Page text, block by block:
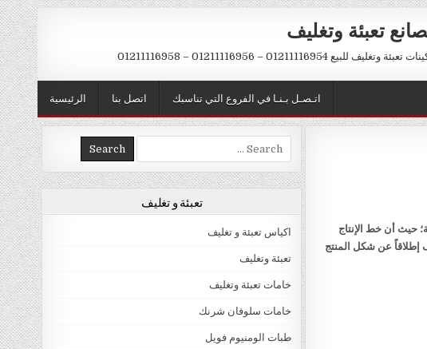
تعبئة وتغليف
تعبئة وتغليف للبيع 01211116954 – 01211116956 – 01211116958
الرئيسية اتصل بنا اتـصـل بـنـا في الفروع التي تناسبك
حيث أن خط الإنتاج
إطلاقاً عن شكل المنتج
Search
for:
تعبئة و تغليف
اكياس تعبئة و تغليف
تعبئة وتغليف
خامات تعبئة وتغليف
خامات سلوفان شرنك
طبات الومنيوم فويل